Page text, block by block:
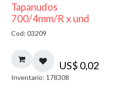
Tapanudos
700/4mm/R x und
Cod: 03209
US$ 0,02
Inventario: 178308